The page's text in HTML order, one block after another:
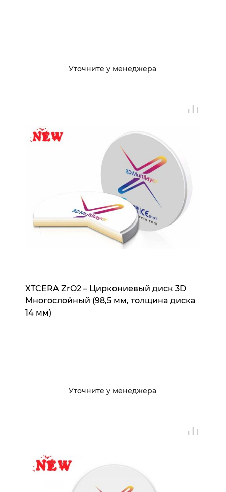
Уточните у менеджера
XTCERA ZrO2 – Циркониевый диск 3D
Многослойный (98,5 мм, толщина диска
14 мм)
Уточните у менеджера